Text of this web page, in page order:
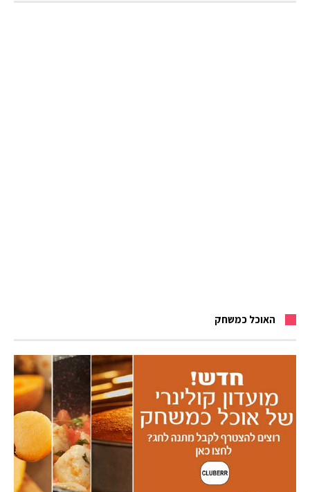
האוכל כמשחק